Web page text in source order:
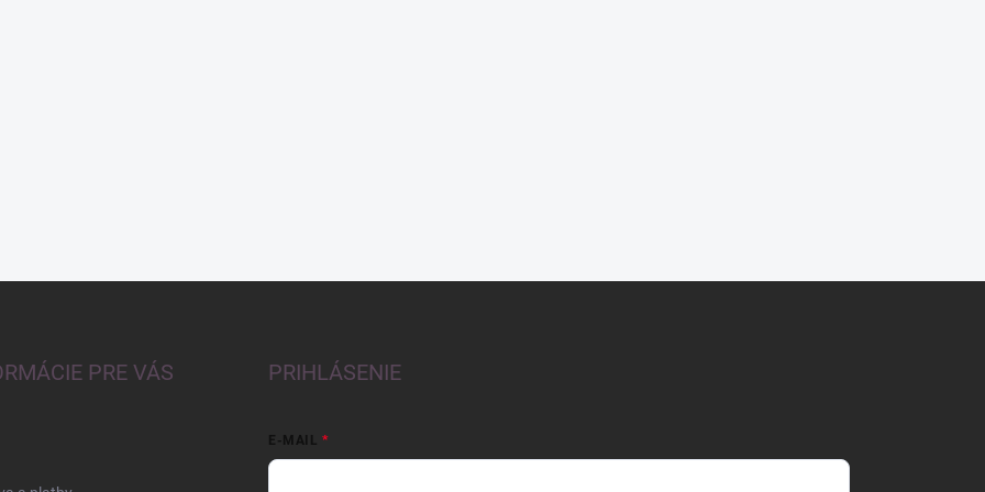
PRE VÁS PRIHLÁSENIE
E-MAIL